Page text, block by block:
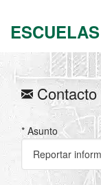
ESCUELAS
Contacto
* Asunto